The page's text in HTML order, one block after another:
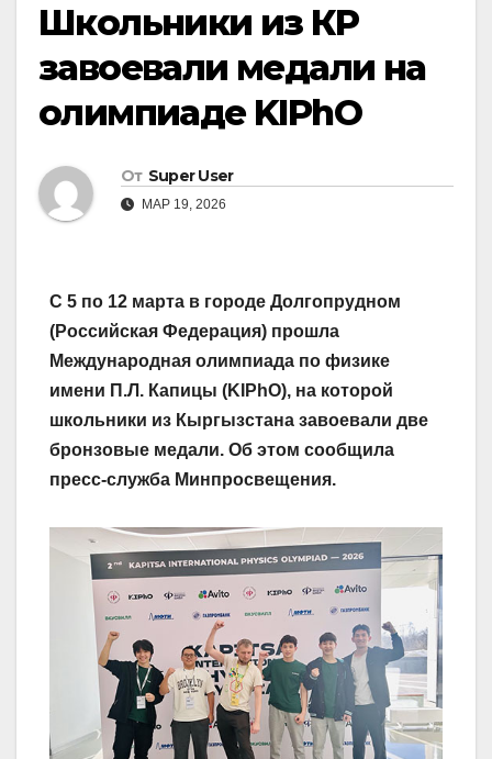
Школьники из КР
завоевали медали на
олимпиаде KIPhO
От Super User
МАР 19, 2026
С 5 по 12 марта в городе Долгопрудном
(Российская Федерация) прошла
Международная олимпиада по физике
имени П.Л. Капицы (KIPhO), на которой
школьники из Кыргызстана завоевали две
бронзовые медали. Об этом сообщила
пресс-служба Минпросвещения.